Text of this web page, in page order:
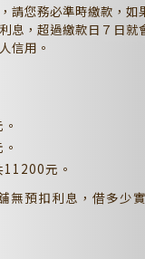
請您務必準時繳款，
息，超過繳款日７日
信用。
元。
預扣利息，借多少